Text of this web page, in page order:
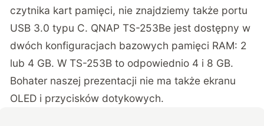
czytnika kart pamięci, nie znajdziemy także portu
USB 3.0 typu C. QNAP TS-253Be jest dostępny w
dwóch konfiguracjach bazowych pamięci RAM: 2
lub 4 GB. W TS-253B to odpowiednio 4 i 8 GB.
Bohater naszej prezentacji nie ma także ekranu
OLED i przycisków dotykowych.